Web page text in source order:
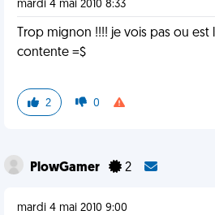
mardi 4 mai 2010 8:33
Trop mignon !!!! je vois pas ou
contente =$
2 0
PlowGamer 2
mardi 4 mai 2010 9:00